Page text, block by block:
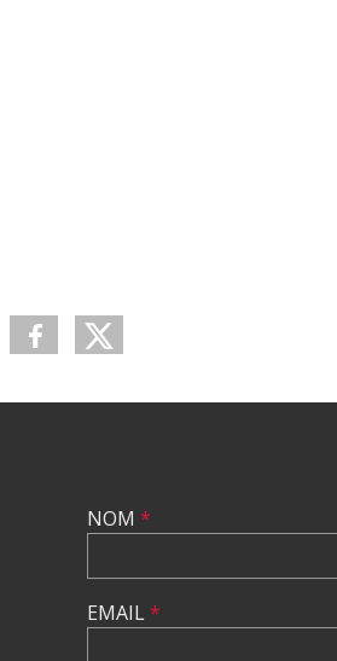
NOM *
EMAIL*